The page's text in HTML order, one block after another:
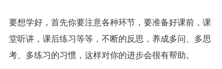
要想学好，首先你要注意各种环节，要准备好课前，课
堂听讲，课后练习等等，不断的反思，养成多问、多思
考、多练习的习惯，这样对你的进步会很有帮助。